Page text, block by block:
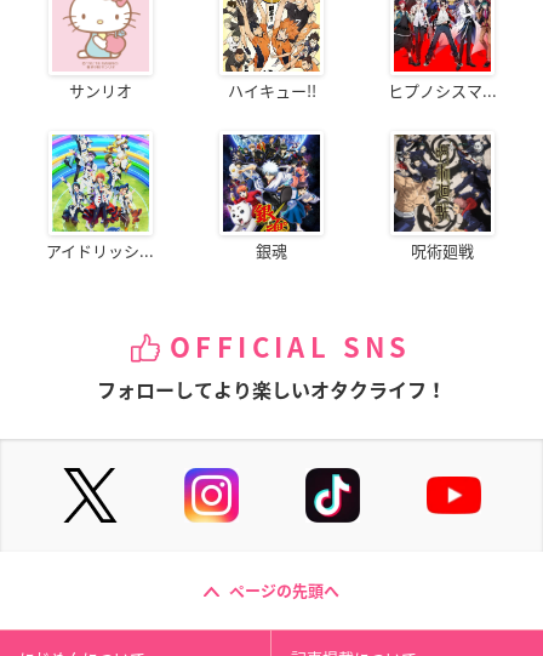
サンリオ ハイキュー!! ヒプノシスマ...
アイドリッシ... 銀魂 呪術廻戦
OFFICIAL SNS
フォローしてより楽しいオタクライフ！
ページの先頭へ